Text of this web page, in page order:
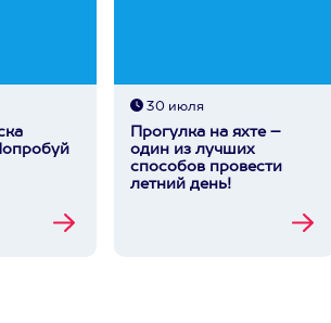
30 июля
Прогулка на яхте –
один из лучших
способов провести
летний день!